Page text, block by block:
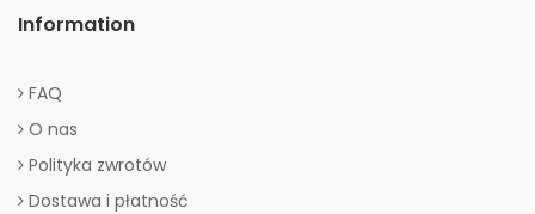
Information
FAQ
O nas
Polityka zwrotów
Dostawa i płatność